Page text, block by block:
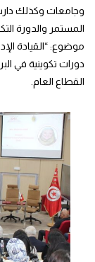
وجامعات وكذلك
المستمر والدورة
موضوع: “القيادة
دورات تكوينية في
القطاع العام.